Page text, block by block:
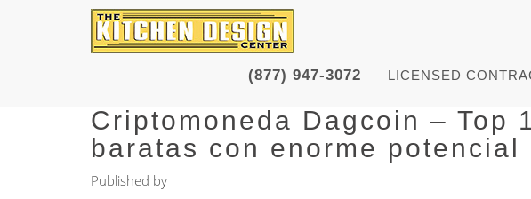
(877) 947-3072 LICENSED
Criptomoneda Dagcoin – Top
baratas con enorme potencial
Published by